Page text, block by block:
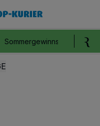
Sommergewinnspiel